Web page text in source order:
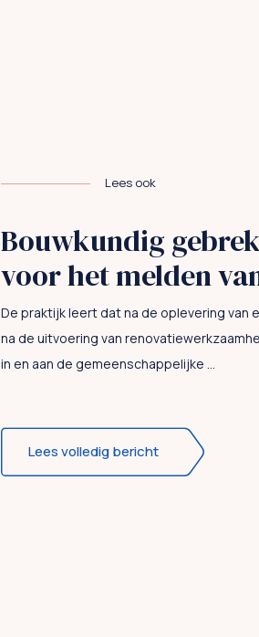
Lees ook
Bouwkundig
voor het melden
De praktijk leert dat na de oplevering van
na de uitvoering van
in en aan de gemeenschappelijke ...
Lees volledig bericht